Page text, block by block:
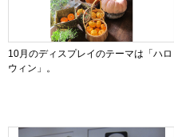
10月のディスプレイのテーマは「ハロ
ウィン」。